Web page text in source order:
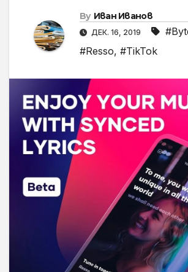
By Иван Иванов
ДЕК. 16, 2019
#Resso, #TikTok